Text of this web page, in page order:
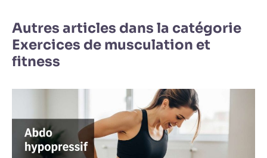
Autres articles dans la catégorie
Exercices de musculation et
fitness